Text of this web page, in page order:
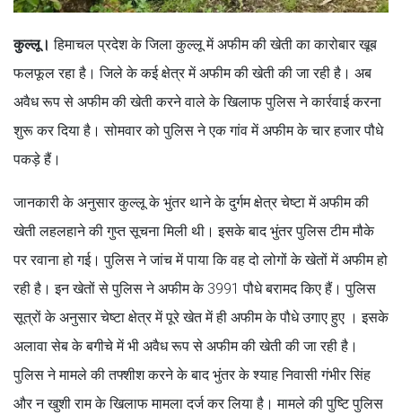
कुल्लू। हिमाचल प्रदेश के जिला कुल्लू में अफीम की खेती का कारोबार खूब
फलफूल रहा है। जिले के कई क्षेत्र में अफीम की खेती की जा रही है। अब
अवैध रूप से अफीम की खेती करने वाले के खिलाफ पुलिस ने कार्रवाई करना
शुरू कर दिया है। सोमवार को पुलिस ने एक गांव में अफीम के चार हजार पौधे
पकड़े हैं।
जानकारी के अनुसार कुल्लू के भुंतर थाने के दुर्गम क्षेत्र चेष्टा में अफीम की
खेती लहलहाने की गुप्त सूचना मिली थी। इसके बाद भुंतर पुलिस टीम मौके
पर रवाना हो गई। पुलिस ने जांच में पाया कि वह दो लोगों के खेतों में अफीम हो
रही है। इन खेतों से पुलिस ने अफीम के 3991 पौधे बरामद किए हैं। पुलिस
सूत्रों के अनुसार चेष्टा क्षेत्र में पूरे खेत में ही अफीम के पौधे उगाए हुए । इसके
अलावा सेब के बगीचे में भी अवैध रूप से अफीम की खेती की जा रही है।
पुलिस ने मामले की तफ्शीश करने के बाद भुंतर के श्याह निवासी गंभीर सिंह
और न खुशी राम के खिलाफ मामला दर्ज कर लिया है। मामले की पुष्टि पुलिस